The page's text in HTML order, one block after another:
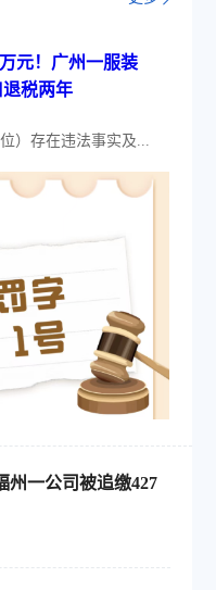
元！广州一服装
税两年
）存在违法事实及...
州一公司被追缴427